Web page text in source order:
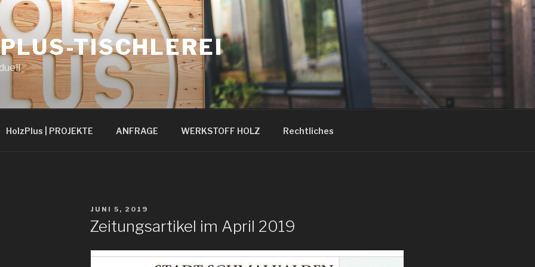
TISCHLEREI
HolzPlus | PROJEKTE ANFRAGE WERKSTOFF HOLZ Rechtliches
VERÖFFENTLICHT
JUNI 5, 2019
Zeitungsartikel im April 2019